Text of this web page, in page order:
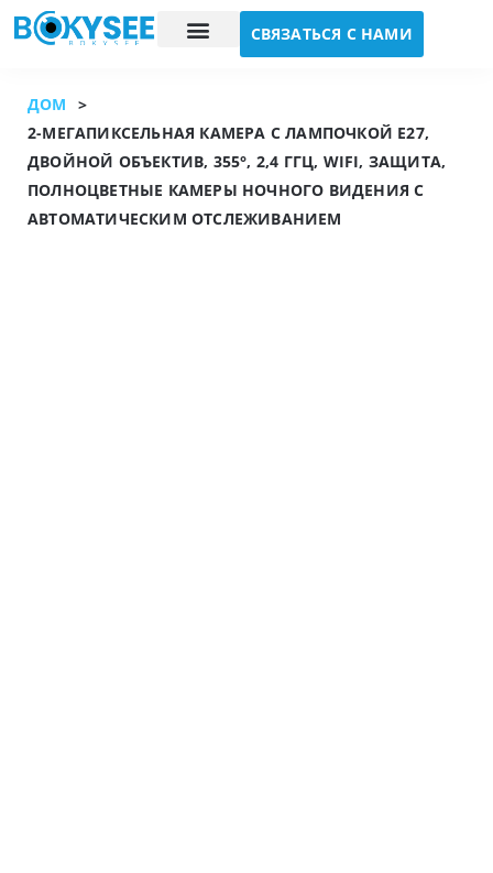
СВЯЗАТЬСЯ С НАМИ
ДОМ
>
2-МЕГАПИКСЕЛЬНАЯ КАМЕРА С ЛАМПОЧКОЙ E27,
ДВОЙНОЙ ОБЪЕКТИВ, 355°, 2,4 ГГЦ, WIFI, ЗАЩИТА,
ПОЛНОЦВЕТНЫЕ КАМЕРЫ НОЧНОГО ВИДЕНИЯ С
АВТОМАТИЧЕСКИМ ОТСЛЕЖИВАНИЕМ